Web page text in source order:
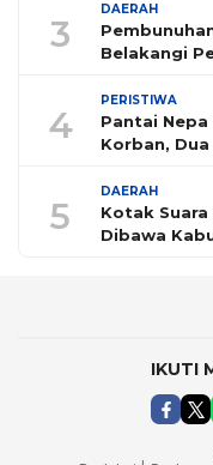
3
DAERAH
Belakangi
4
PERISTIWA
Pantai
Korban,
5
DAERAH
Kotak
Dibawa
IKUTI